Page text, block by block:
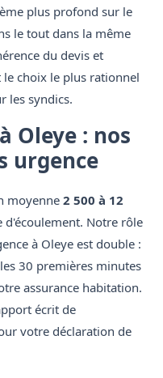
plus profond sur le
le tout dans la même
du devis et
le choix le plus rationnel
les syndics.
Oleye : nos
urgence
moyenne 2 500 à 12
d'écoulement. Notre rôle
à Oleye est double :
30 premières minutes
assurance habitation.
écrit de
votre déclaration de